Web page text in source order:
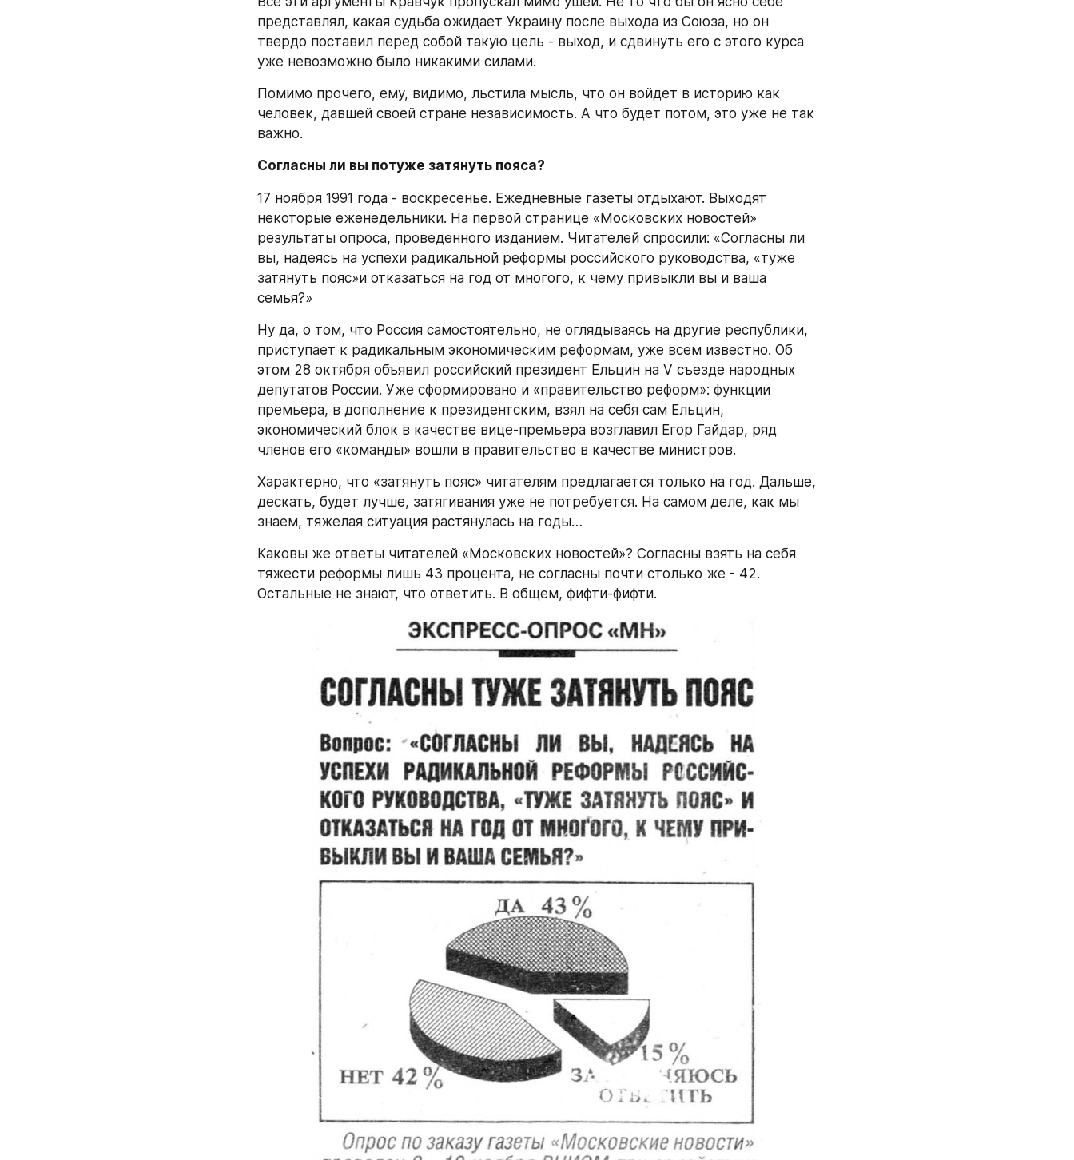
представлял, какая судьба ожидает Украину после выхода из Союза, но он
твердо поставил перед собой такую цель - выход, и сдвинуть его с этого курса
уже невозможно было никакими силами.
Помимо прочего, ему, видимо, льстила мысль, что он войдет в историю как
человек, давшей своей стране независимость. А что будет потом, это уже не так
важно.
Согласны ли вы потуже затянуть пояса?
17 ноября 1991 года - воскресенье. Ежедневные газеты отдыхают. Выходят
некоторые еженедельники. На первой странице «Московских новостей»
результаты опроса, проведенного изданием. Читателей спросили: «Согласны ли
вы, надеясь на успехи радикальной реформы российского руководства, «туже
затянуть пояс»и отказаться на год от многого, к чему привыкли вы и ваша
семья?»
Ну да, о том, что Россия самостоятельно, не оглядываясь на другие республики,
приступает к радикальным экономическим реформам, уже всем известно. Об
этом 28 октября объявил российский президент Ельцин на V съезде народных
депутатов России. Уже сформировано и «правительство реформ»: функции
премьера, в дополнение к президентским, взял на себя сам Ельцин,
экономический блок в качестве вице-премьера возглавил Егор Гайдар, ряд
членов его «команды» вошли в правительство в качестве министров.
Характерно, что «затянуть пояс» читателям предлагается только на год. Дальше,
дескать, будет лучше, затягивания уже не потребуется. На самом деле, как мы
знаем, тяжелая ситуация растянулась на годы…
Каковы же ответы читателей «Московских новостей»? Согласны взять на себя
тяжести реформы лишь 43 процента, не согласны почти столько же - 42.
Остальные не знают, что ответить. В общем, фифти-фифти.